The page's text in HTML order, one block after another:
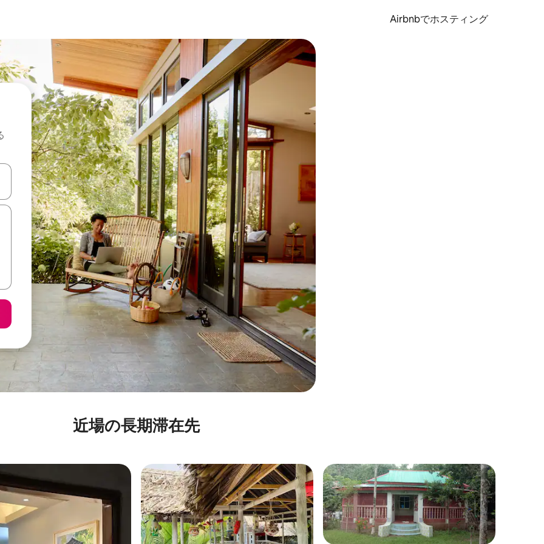
Airbnbでホスティング
動するか、画面をタッチまたはスワイプして検索結果を確認することができます。
近場の長期滞在先